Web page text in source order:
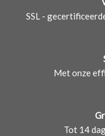
SSL -
Met onze
Tot 14